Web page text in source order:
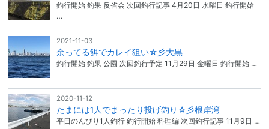
釣行開始 釣果 反省会 次回釣行記事 4月20日 水曜日 釣行開始
…
2021-11-03
余ってる餌でカレイ狙い☆彡大黒
釣行開始 釣果 公園 次回釣行予定 11月29日 金曜日 釣行開始 …
2020-11-12
たまには1人でまったり投げ釣り☆彡根岸湾
平日のんびり1人釣行 釣行開始 料理編 次回釣行記事 11月9日 …